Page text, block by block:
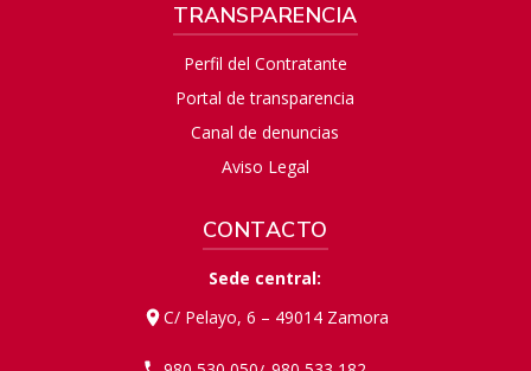
TRANSPARENCIA
Perfil del Contratante
Portal de transparencia
Canal de denuncias
Aviso Legal
CONTACTO
Sede central:
C/ Pelayo, 6 – 49014 Zamora